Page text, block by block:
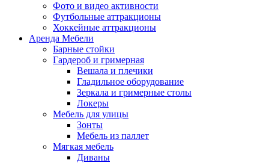
Фото и видео активности
Футбольные аттракционы
Хоккейные аттракционы
Аренда Мебели
Барные стойки
Гардероб и гримерная
Вешала и плечики
Гладильное оборудование
Зеркала и гримерные столы
Локеры
Мебель для улицы
Зонты
Мебель из паллет
Мягкая мебель
Диваны